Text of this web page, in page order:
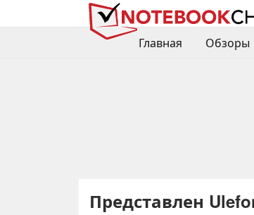
Главная
Обзоры
Представлен